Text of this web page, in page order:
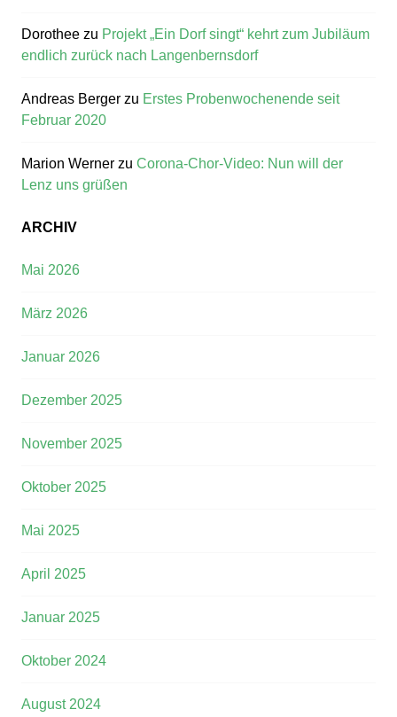
Dorothee zu Projekt „Ein Dorf singt“ kehrt zum Jubiläum
endlich zurück nach Langenbernsdorf
Andreas Berger zu Erstes Probenwochenende seit
Februar 2020
Marion Werner zu Corona-Chor-Video: Nun will der
Lenz uns grüßen
ARCHIV
Mai 2026
März 2026
Januar 2026
Dezember 2025
November 2025
Oktober 2025
Mai 2025
April 2025
Januar 2025
Oktober 2024
August 2024